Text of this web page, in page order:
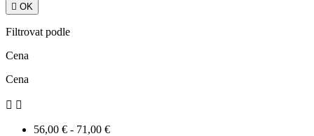
 OK
Filtrovat podle
Cena
Cena
 
56,00 € - 71,00 €